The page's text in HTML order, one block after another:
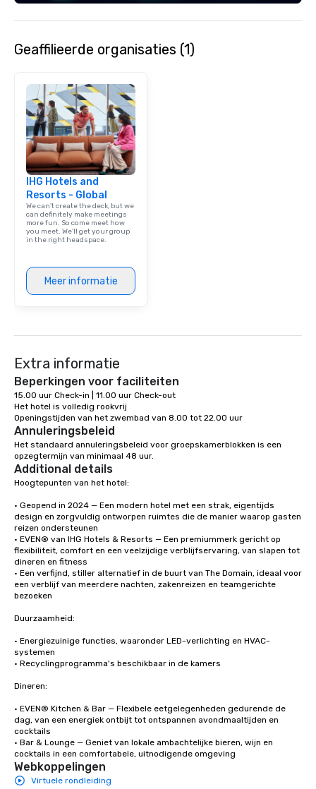
Geaffilieerde organisaties (1)
IHG Hotels and
Resorts - Global
We can't create the deck, but we
can definitely make meetings
more fun. So come meet how
you meet. We'll get your group
in the right headspace.
Meer informatie
Extra informatie
Beperkingen voor faciliteiten
15.00 uur Check-in | 11.00 uur Check-out
Het hotel is volledig rookvrij
Openingstijden van het zwembad van 8.00 tot 22.00 uur
Annuleringsbeleid
Het standaard annuleringsbeleid voor groepskamerblokken is een
opzegtermijn van minimaal 48 uur.
Additional details
Hoogtepunten van het hotel:
• Geopend in 2024 — Een modern hotel met een strak, eigentijds
design en zorgvuldig ontworpen ruimtes die de manier waarop gasten
reizen ondersteunen
• EVEN® van IHG Hotels & Resorts — Een premiummerk gericht op
flexibiliteit, comfort en een veelzijdige verblijfservaring, van slapen tot
dineren en fitness
• Een verfijnd, stiller alternatief in de buurt van The Domain, ideaal voor
een verblijf van meerdere nachten, zakenreizen en teamgerichte
bezoeken
Duurzaamheid:
• Energiezuinige functies, waaronder LED-verlichting en HVAC-
systemen
• Recyclingprogramma's beschikbaar in de kamers
Dineren:
• EVEN® Kitchen & Bar — Flexibele eetgelegenheden gedurende de
dag, van een energiek ontbijt tot ontspannen avondmaaltijden en
cocktails
• Bar & Lounge — Geniet van lokale ambachtelijke bieren, wijn en
cocktails in een comfortabele, uitnodigende omgeving
Webkoppelingen
Virtuele rondleiding